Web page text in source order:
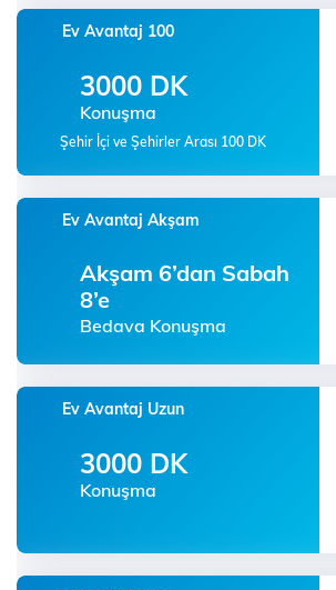
Ev Avantaj 100
3000 DK
Konuşma
Şehir İçi ve Şehirler Arası 100 DK
Ev Avantaj Akşam
Akşam 6’dan Sabah
8’e
Bedava Konuşma
Ev Avantaj Uzun
3000 DK
Konuşma